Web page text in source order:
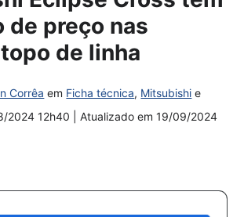
de preço nas
de linha
Corrêa em Ficha técnica, Mitsubishi e
2024 12h40 | Atualizado em19/09/2024